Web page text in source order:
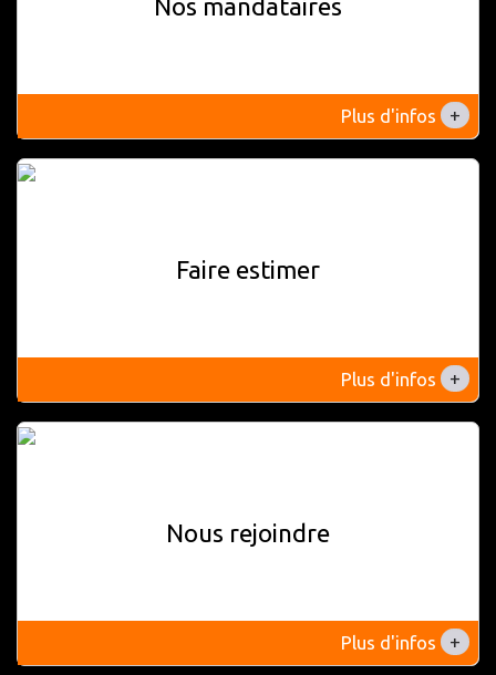
Nos mandataires
Plus d'infos +
Faire estimer
Plus d'infos +
Nous rejoindre
Plus d'infos +